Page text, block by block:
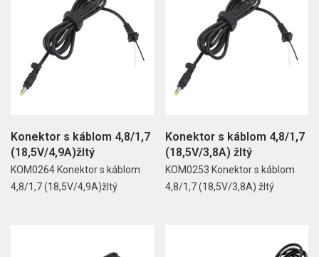
Konektor s káblom 4,8/1,7
(18,5V/4,9A)žltý
KOM0264 Konektor s káblom
4,8/1,7 (18,5V/4,9A)žltý
Konektor s káblom 4,8/1,7
(18,5V/3,8A) žltý
KOM0253 Konektor s káblom
4,8/1,7 (18,5V/3,8A) žltý